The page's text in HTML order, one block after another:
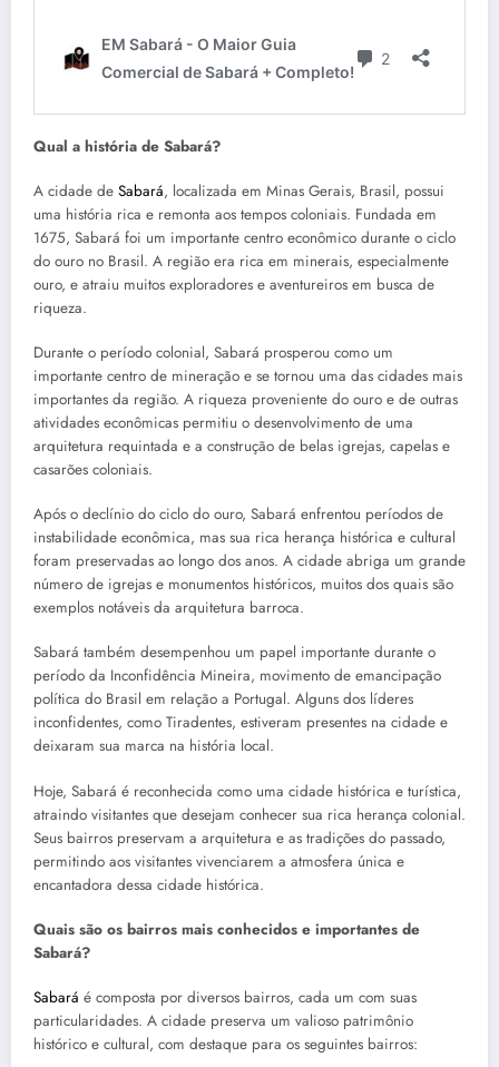
Qual a história de Sabará?
A cidade de Sabará, localizada em Minas Gerais, Brasil, possui
uma história rica e remonta aos tempos coloniais. Fundada em
1675, Sabará foi um importante centro econômico durante o ciclo
do ouro no Brasil. A região era rica em minerais, especialmente
ouro, e atraiu muitos exploradores e aventureiros em busca de
riqueza.
Durante o período colonial, Sabará prosperou como um
importante centro de mineração e se tornou uma das cidades mais
importantes da região. A riqueza proveniente do ouro e de outras
atividades econômicas permitiu o desenvolvimento de uma
arquitetura requintada e a construção de belas igrejas, capelas e
casarões coloniais.
Após o declínio do ciclo do ouro, Sabará enfrentou períodos de
instabilidade econômica, mas sua rica herança histórica e cultural
foram preservadas ao longo dos anos. A cidade abriga um grande
número de igrejas e monumentos históricos, muitos dos quais são
exemplos notáveis da arquitetura barroca.
Sabará também desempenhou um papel importante durante o
período da Inconfidência Mineira, movimento de emancipação
política do Brasil em relação a Portugal. Alguns dos líderes
inconfidentes, como Tiradentes, estiveram presentes na cidade e
deixaram sua marca na história local.
Hoje, Sabará é reconhecida como uma cidade histórica e turística,
atraindo visitantes que desejam conhecer sua rica herança colonial.
Seus bairros preservam a arquitetura e as tradições do passado,
permitindo aos visitantes vivenciarem a atmosfera única e
encantadora dessa cidade histórica.
Quais são os bairros mais conhecidos e importantes de
Sabará?
Sabará é composta por diversos bairros, cada um com suas
particularidades. A cidade preserva um valioso patrimônio
histórico e cultural, com destaque para os seguintes bairros: